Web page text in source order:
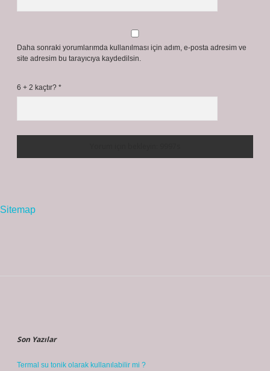
Daha sonraki yorumlarımda kullanılması için adım, e-posta adresim ve
site adresim bu tarayıcıya kaydedilsin.
6 + 2 kaçtır? *
Sitemap
Son Yazılar
Termal su tonik olarak kullanılabilir mi ?